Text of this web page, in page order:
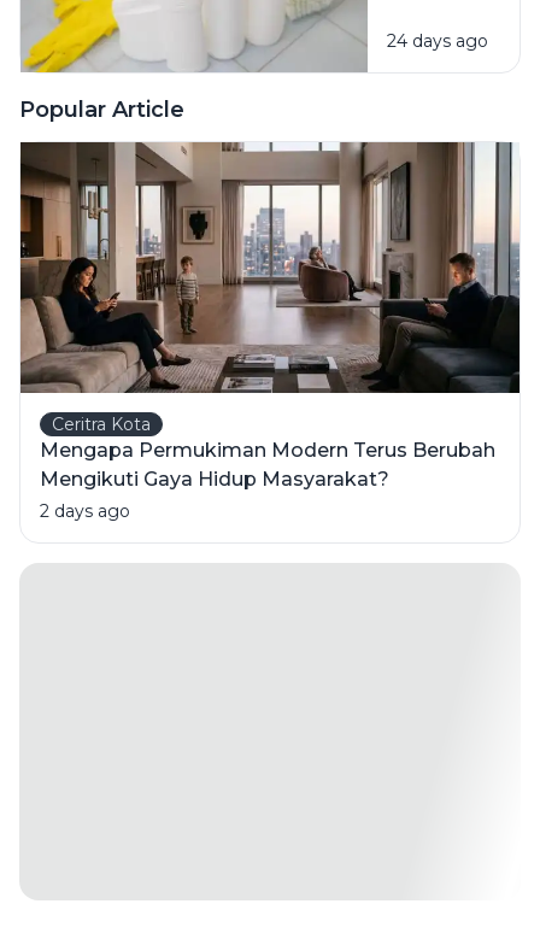
Bahan
Pembersih
24 days ago
Popular Article
Ceritra Kota
Mengapa Permukiman Modern Terus Berubah
Mengikuti Gaya Hidup Masyarakat?
2 days ago